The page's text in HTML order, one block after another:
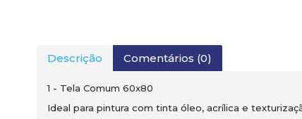
Descrição Comentários (0)
1 - Tela Comum 60x80
Ideal para pintura com tinta óleo, acrílica e